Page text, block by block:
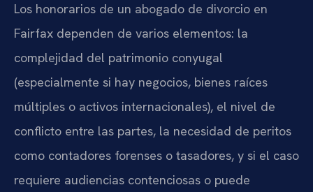
Los honorarios de un abogado de divorcio en
Fairfax dependen de varios elementos: la
complejidad del patrimonio conyugal
(especialmente si hay negocios, bienes raíces
múltiples o activos internacionales), el nivel de
conflicto entre las partes, la necesidad de peritos
como contadores forenses o tasadores, y si el caso
requiere audiencias contenciosas o puede